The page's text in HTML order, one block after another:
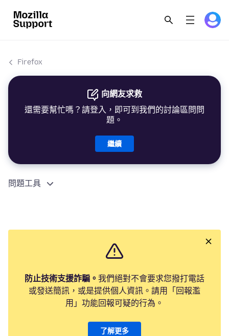
Firefox
向網友求救
還需要幫忙嗎？請登入，即可到我們的討論區問問
題。
繼續
問題工具
防止技術支援詐騙。 我們絕對不會要求您撥打電話
或發送簡訊，或是提供個人資訊。請用「回報濫
用」功能回報可疑的行為。
了解更多